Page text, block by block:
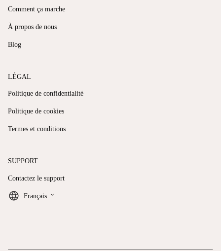
Comment ça marche
À propos de nous
Blog
LÉGAL
Politique de confidentialité
Politique de cookies
Termes et conditions
SUPPORT
Contactez le support
Français keyboard_arrow_down